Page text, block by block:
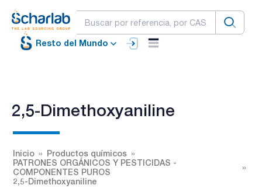
Resto del Mundo
2,5-Dimethoxyaniline
Inicio
Productos químicos
PATRONES ORGÁNICOS Y PESTICIDAS -
COMPONENTES PUROS
2,5-Dimethoxyaniline